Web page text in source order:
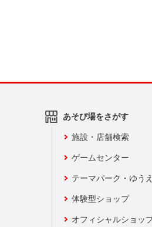
あそび場をさがす
施設・店舗検索
ゲームセンター
テーマパーク・ゆう
体験型ショップ
オフィシャルショッ